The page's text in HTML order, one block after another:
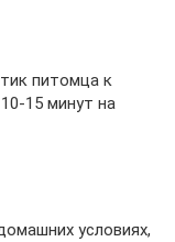
питомца к
15 минут на
условиях,